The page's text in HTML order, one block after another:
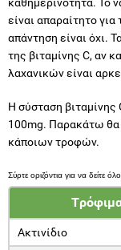
είναι απαραίτητο
απάντηση είναι όχι.
της βιταμίνης C, αν
λαχανικών είναι
Η σύσταση βιταμίνης
100mg. Παρακάτω θα
κάποιων τροφών.
Ακτινίδιο